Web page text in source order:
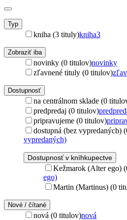
Typ
kniha (3 tituly)kniha3
Zobraziť iba
novinky (0 titulov)novinky
zľavnené tituly (0 titulov)
Dostupnosť
na centrálnom sklade (0
predpredaj (0 titulov)
pripravujeme (0 titulov)
dostupná (bez vypredaných)
vypredaných)
Dostupnosť v kníhkupectve
Kežmarok (Alter ego)
ego)
Martin (Martinus) (0
Nové / čítané
nová (0 titulov)nová